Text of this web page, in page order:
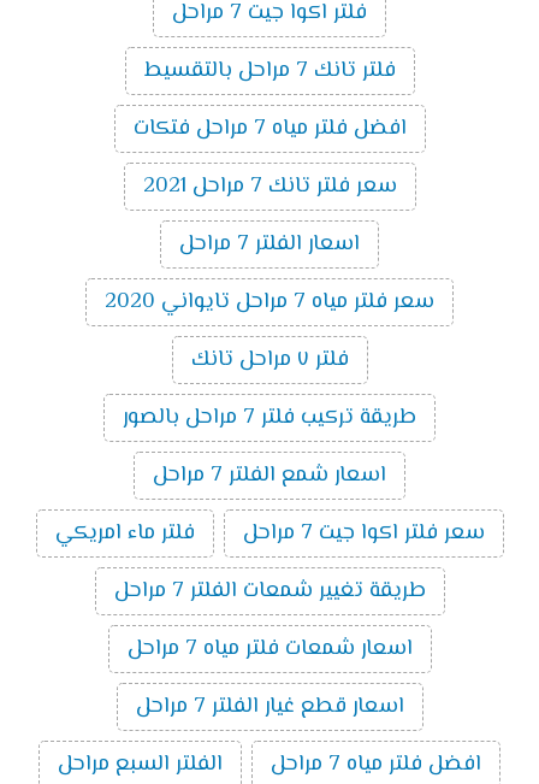
فلتر اكوا جيت 7 مراحل
فلتر تانك 7 مراحل بالتقسيط
افضل فلتر مياه 7 مراحل فتكات
سعر فلتر تانك 7 مراحل 2021
اسعار الفلتر 7 مراحل
سعر فلتر مياه 7 مراحل تايواني 2020
فلتر ٧ مراحل تانك
طريقة تركيب فلتر 7 مراحل بالصور
اسعار شمع الفلتر 7 مراحل
سعر فلتر اكوا جيت 7 مراحل
فلتر ماء امريكي
طريقة تغيير شمعات الفلتر 7 مراحل
اسعار شمعات فلتر مياه 7 مراحل
اسعار قطع غيار الفلتر 7 مراحل
افضل فلتر مياه 7 مراحل
الفلتر السبع مراحل